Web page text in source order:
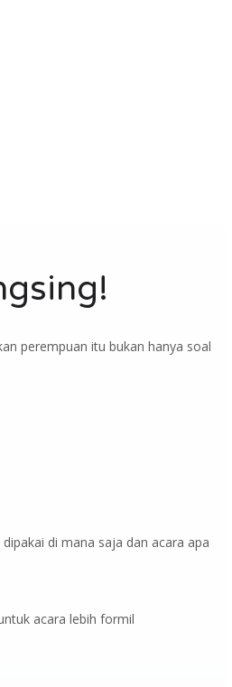
perempuan itu bukan hanya soal
di mana saja dan acara apa
acara lebih formil